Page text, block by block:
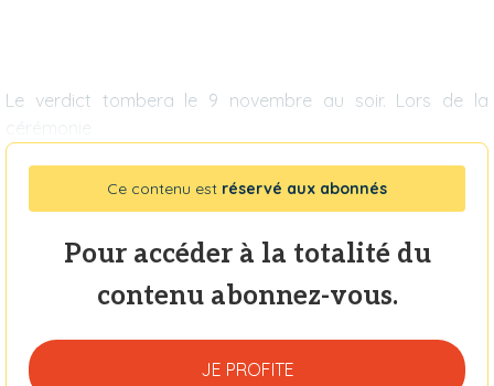
Le verdict tombera le 9 novembre au soir. Lors de la
Ce contenu est réservé aux abonnés
Pour accéder à la totalité du
contenu abonnez-vous.
JE PROFITE